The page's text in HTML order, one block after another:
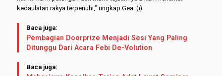
kedaulatan rakya terpenuhi,” ungkap Gea. (i)
Baca juga:
Pembagian Doorprize Menjadi Sesi Yang Paling
Ditunggu Dari Acara Febi De-Volution
Baca juga: